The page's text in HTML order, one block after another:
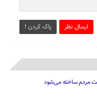
ارسال نظر پاک کردن !